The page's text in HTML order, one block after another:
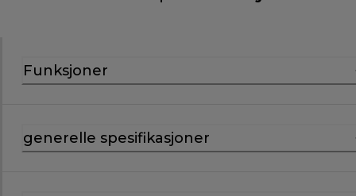
Funksjoner
generelle spesifikasjoner